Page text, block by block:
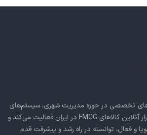
تخصصی در حوزه مدیریت شهری، سیستم‌های
هوشمند حمل و نقل و بازار آنلاین کالاهای FMCG در ایران فعالیت می‌کند و
و فعال، توانسته در راه رشد و پیشرفت قدم